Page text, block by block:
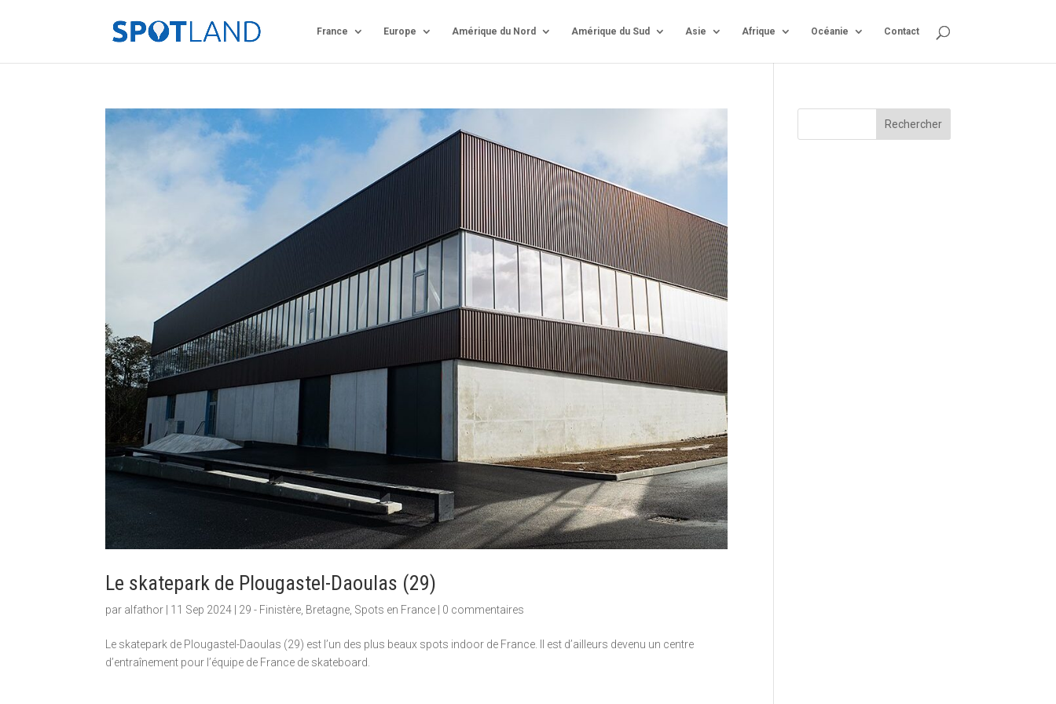
France Europe Amérique du Nord Amérique du Sud Asie Afrique Océanie Contact
Le skatepark de Plougastel-Daoulas (29)
par alfathor 11 Sep 2024 29 - Finistère, Bretagne, Spots en France 0 commentaires
Le skatepark de Plougastel-Daoulas (29) est l’un des plus beaux spots indoor de France. Il est d’ailleurs devenu un centre
d’entraînement pour l’équipe de France de skateboard.
Rechercher